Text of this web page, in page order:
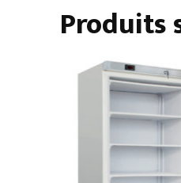
Produits